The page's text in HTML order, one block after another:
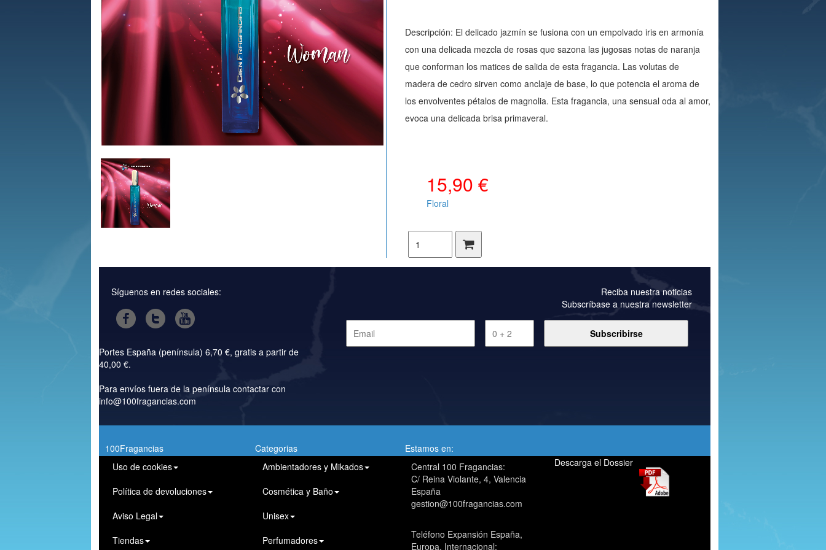
Descripción: El delicado jazmín se fusiona con un empolvado iris en armonía
con una delicada mezcla de rosas que sazona las jugosas notas de naranja
que conforman los matices de salida de esta fragancia. Las volutas de
madera de cedro sirven como anclaje de base, lo que potencia el aroma de
los envolventes pétalos de magnolia. Esta fragancia, una sensual oda al amor,
evoca una delicada brisa primaveral.
15,90 €
Floral
Síguenos en redes sociales:
Portes España (península) 6,70 €, gratis a partir de
40,00 €.
Para envíos fuera de la península contactar con
info@100fragancias.com
Reciba nuestra noticias
Subscríbase a nuestra newsletter
100Fragancias
Uso de cookies
Política de devoluciones
Aviso Legal
Tiendas
Categorias
Ambientadores y Mikados
Cosmética y Baño
Unisex
Perfumadores
Estamos en:
Central 100 Fragancias:
C/ Reina Violante, 4, Valencia
España
gestion@100fragancias.com
Teléfono Expansión España,
Europa, Internacional:
Descarga el Dossier